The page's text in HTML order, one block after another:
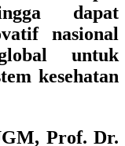
dapat
nasional
untuk
kesehatan
Prof. Dr.